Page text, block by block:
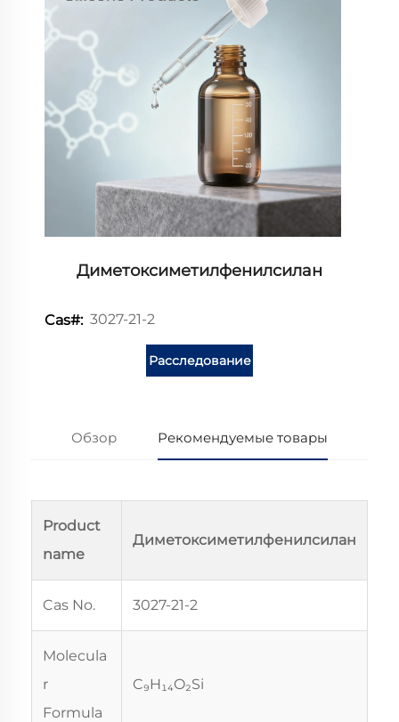
Диметоксиметилфенилсилан
Cas#: 3027-21-2
Расследование
Обзор Рекомендуемые товары
Product
name
Диметоксиметилфенилсилан
Cas No. 3027-21-2
Molecula
r
Formula
C₉H₁₄O₂Si